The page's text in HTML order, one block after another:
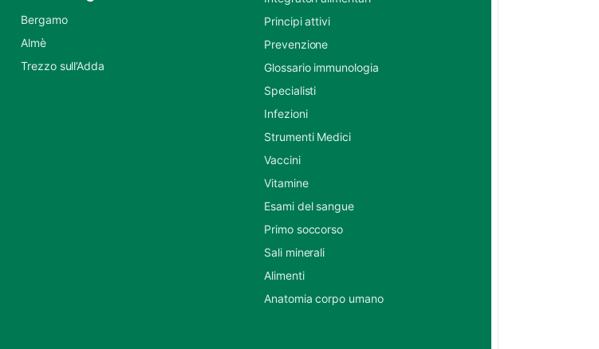
Bergamo
Almè
Trezzo sull’Adda
Principi attivi
Prevenzione
Glossario immunologia
Specialisti
Infezioni
Strumenti Medici
Vaccini
Vitamine
Esami del sangue
Primo soccorso
Sali minerali
Alimenti
Anatomia corpo umano